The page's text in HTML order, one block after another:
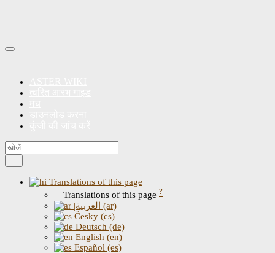
Translations of this page
Translations of this page ?
|العربية (ar)
Česky (cs)
Deutsch (de)
English (en)
Español (es)